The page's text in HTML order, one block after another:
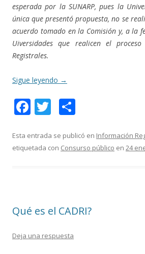
esperada por la SUNARP, pues la
única que presentó propuesta, no se
acuerdo tomado en la Comisión y, a la
Uiversidades que realicen el
Registrales.
Sigue leyendo →
F
e
b
k
T
itt
er
m
p
r
Esta entrada se publicó en Información
etiquetada con Consurso público en 24
Qué es el CADRI?
Deja una respuesta